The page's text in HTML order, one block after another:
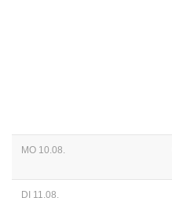
MO 10.08.
DI 11.08.